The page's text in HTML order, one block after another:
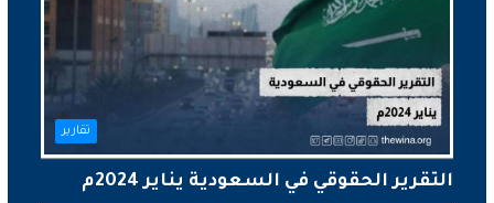
تقارير
التقرير الحقوقي في السعودية يناير 2024م